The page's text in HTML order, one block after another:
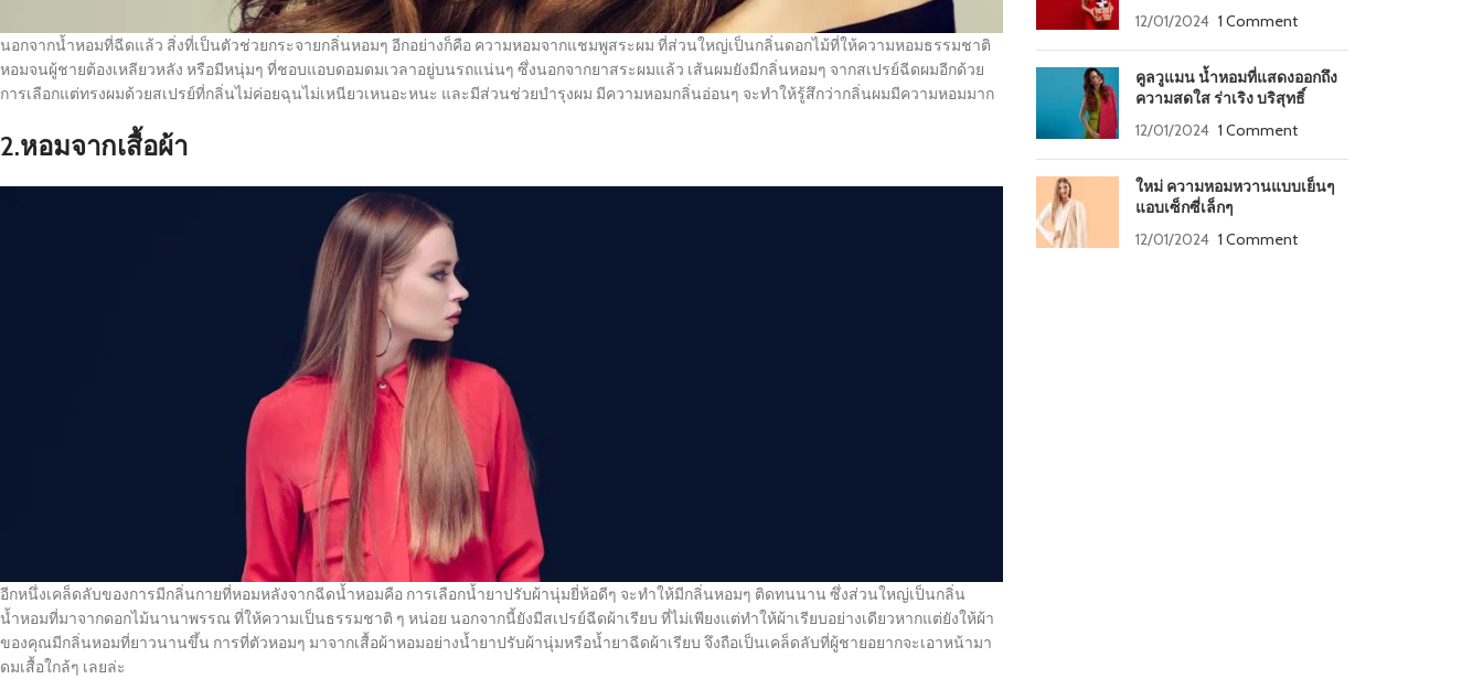
นอกจากน้ำหอมที่ฉีดแล้ว สิ่งที่เป็นตัวช่วยกระจายกลิ่นหอมๆ อีกอย่างก็คือ ความหอมจากแชมพูสระผม ที่ส่วนใหญ่เป็นกลิ่นดอกไม้ที่ให้ความหอมธรรมชาติ
หอมจนผู้ชายต้องเหลียวหลัง หรือมีหนุ่มๆ ที่ชอบแอบดอมดมเวลาอยู่บนรถแน่นๆ ซึ่งนอกจากยาสระผมแล้ว เส้นผมยังมีกลิ่นหอมๆ จากสเปรย์ฉีดผมอีกด้วย
การเลือกแต่ทรงผมด้วยสเปรย์ที่กลิ่นไม่ค่อยฉุนไม่เหนียวเหนอะหนะ และมีส่วนช่วยบำรุงผม มีความหอมกลิ่นอ่อนๆ จะทำให้รู้สึกว่ากลิ่นผมมีความหอมมาก
2.หอมจากเสื้อผ้า
อีกหนึ่งเคล็ดลับของการมีกลิ่นกายที่หอมหลังจากฉีดน้ำหอมคือ การเลือกน้ำยาปรับผ้านุ่มยี่ห้อดีๆ จะทำให้มีกลิ่นหอมๆ ติดทนนาน ซึ่งส่วนใหญ่เป็นกลิ่น
น้ำหอมที่มาจากดอกไม้นานาพรรณ ที่ให้ความเป็นธรรมชาติ ๆ หน่อย นอกจากนี้ยังมีสเปรย์ฉีดผ้าเรียบ ที่ไม่เพียงแต่ทำให้ผ้าเรียบอย่างเดียวหากแต่ยังให้ผ้า
ของคุณมีกลิ่นหอมที่ยาวนานขึ้น การที่ตัวหอมๆ มาจากเสื้อผ้าหอมอย่างน้ำยาปรับผ้านุ่มหรือน้ำยาฉีดผ้าเรียบ จึงถือเป็นเคล็ดลับที่ผู้ชายอยากจะเอาหน้ามา
ดมเสื้อใกล้ๆ เลยล่ะ
12/01/2024 1 Comment
คูลวูแมน น้ำหอมที่แสดงออกถึง
ความสดใส ร่าเริง บริสุทธิ์
12/01/2024 1 Comment
ใหม่ ความหอมหวานแบบเย็นๆ
แอบเซ็กซี่เล็กๆ
12/01/2024 1 Comment